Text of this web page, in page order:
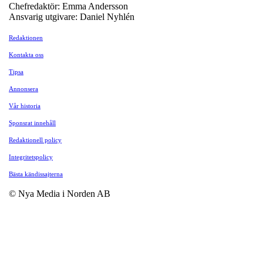
Chefredaktör: Emma Andersson
Ansvarig utgivare: Daniel Nyhlén
Redaktionen
Kontakta oss
Tipsa
Annonsera
Vår historia
Sponsrat innehåll
Redaktionell policy
Integritetspolicy
Bästa kändissajterna
© Nya Media i Norden AB